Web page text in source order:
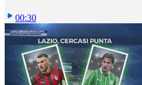
00:30